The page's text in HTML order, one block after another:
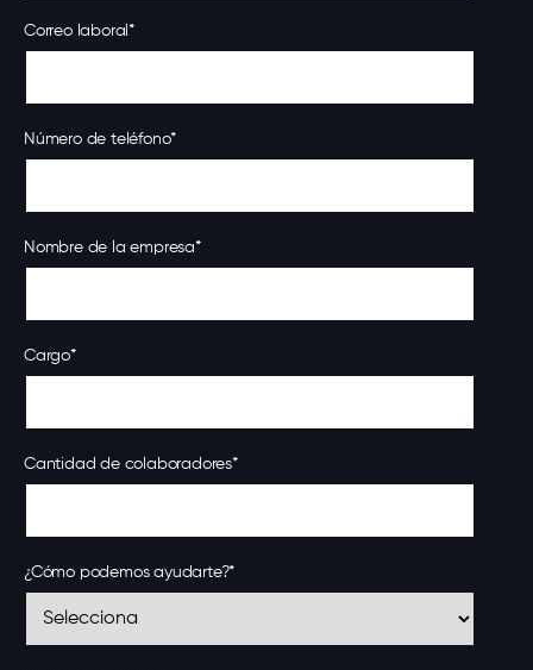
Correo laboral*
Número de teléfono*
Nombre de la empresa*
Cargo*
Cantidad de colaboradores*
¿Cómo podemos ayudarte?*